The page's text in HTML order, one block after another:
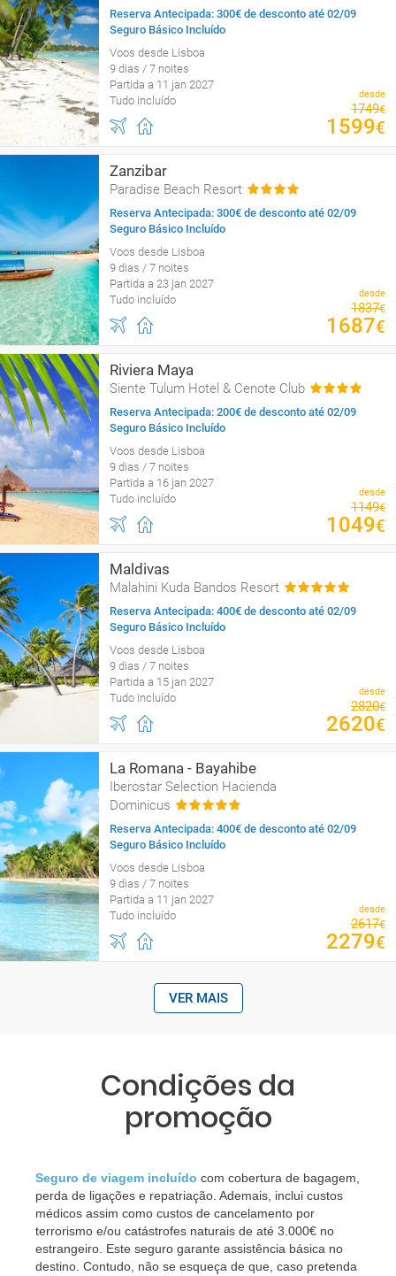
Reserva Antecipada: 300€ de desconto até 02/09
Seguro Básico Incluído
Voos desde Lisboa
9 dias / 7 noites
Partida a 11 jan 2027
Tudo incluído
desde
1749€
1599€
Zanzibar
Paradise Beach Resort
Reserva Antecipada: 300€ de desconto até 02/09
Seguro Básico Incluído
Voos desde Lisboa
9 dias / 7 noites
Partida a 23 jan 2027
Tudo incluído
desde
1837€
1687€
Riviera Maya
Siente Tulum Hotel & Cenote Club
Reserva Antecipada: 200€ de desconto até 02/09
Seguro Básico Incluído
Voos desde Lisboa
9 dias / 7 noites
Partida a 16 jan 2027
Tudo incluído
desde
1149€
1049€
Maldivas
Malahini Kuda Bandos Resort
Reserva Antecipada: 400€ de desconto até 02/09
Seguro Básico Incluído
Voos desde Lisboa
9 dias / 7 noites
Partida a 15 jan 2027
Tudo incluído
desde
2820€
2620€
La Romana - Bayahibe
Iberostar Selection Hacienda
Dominicus
Reserva Antecipada: 400€ de desconto até 02/09
Seguro Básico Incluído
Voos desde Lisboa
9 dias / 7 noites
Partida a 11 jan 2027
Tudo incluído
desde
2617€
2279€
VER MAIS
Condições da
promoção
Seguro de viagem incluído com cobertura de bagagem,
perda de ligações e repatriação. Ademais, inclui custos
médicos assim como custos de cancelamento por
terrorismo e/ou catástrofes naturais de até 3.000€ no
estrangeiro. Este seguro garante assistência básica no
destino. Contudo, não se esqueça de que, caso pretenda